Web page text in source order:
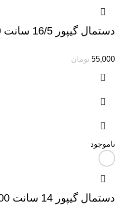
دستمال گیپور 16/5 سانت 100 برگی
55,000 تومان
ناموجود
دستمال گیپور 14 سانت 100 برگی